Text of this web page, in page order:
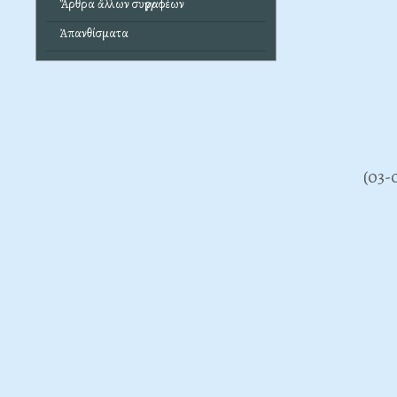
Ἄρθρα ἄλλων συγγραφέων
Ἀπανθίσματα
(03-